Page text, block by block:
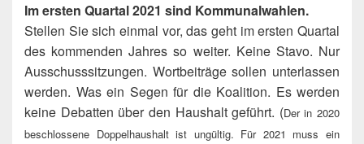
Im ersten Quartal 2021 sind Kommunalwahlen.
Stellen Sie sich einmal vor, das geht im ersten Quartal
des kommenden Jahres so weiter. Keine Stavo. Nur
Ausschusssitzungen. Wortbeiträge sollen unterlassen
werden. Was ein Segen für die Koalition. Es werden
keine Debatten über den Haushalt geführt. (Der in 2020
beschlossene Doppelhaushalt ist ungültig. Für 2021 muss ein